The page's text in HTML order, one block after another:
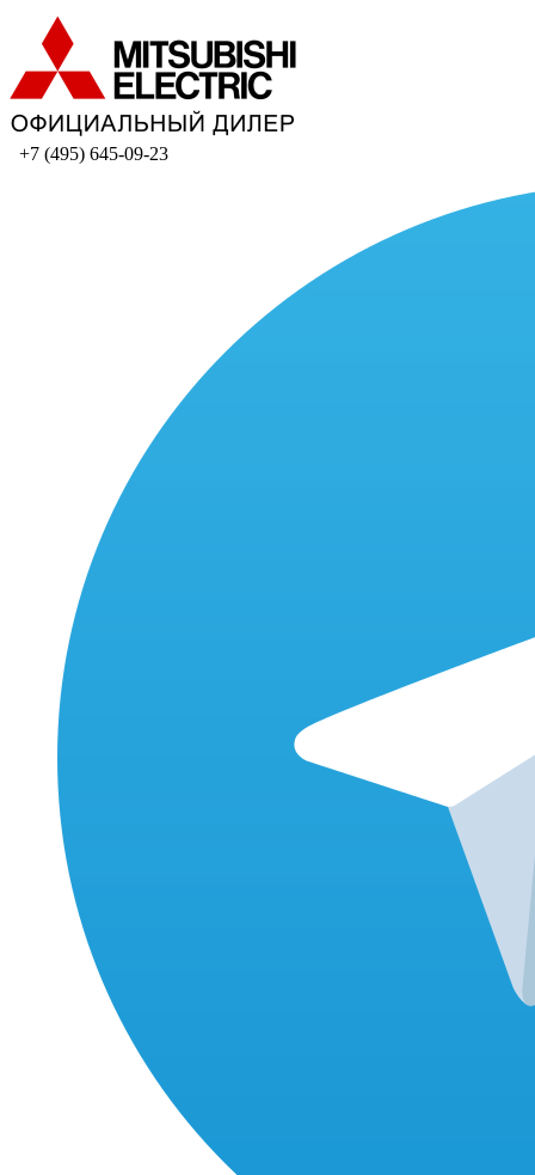
+7 (495) 645-09-23